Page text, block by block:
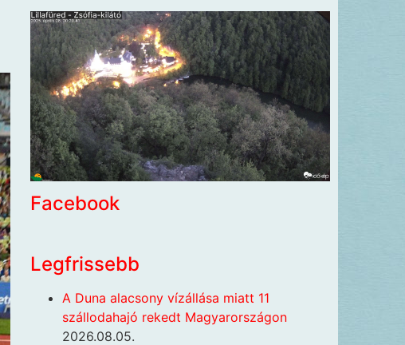
Facebook
Legfrissebb
A Duna alacsony vízállása miatt 11
szállodahajó rekedt Magyarországon
2026.08.05.